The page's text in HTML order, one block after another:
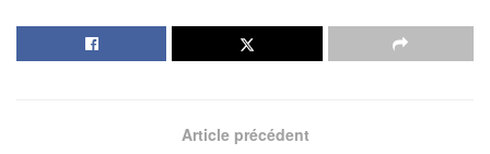
Article précédent